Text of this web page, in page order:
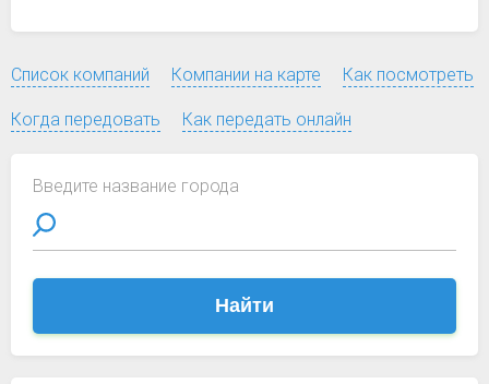
Список компаний Компании на карте Как посмотреть
Когда передовать Как передать онлайн
Введите название города
Найти